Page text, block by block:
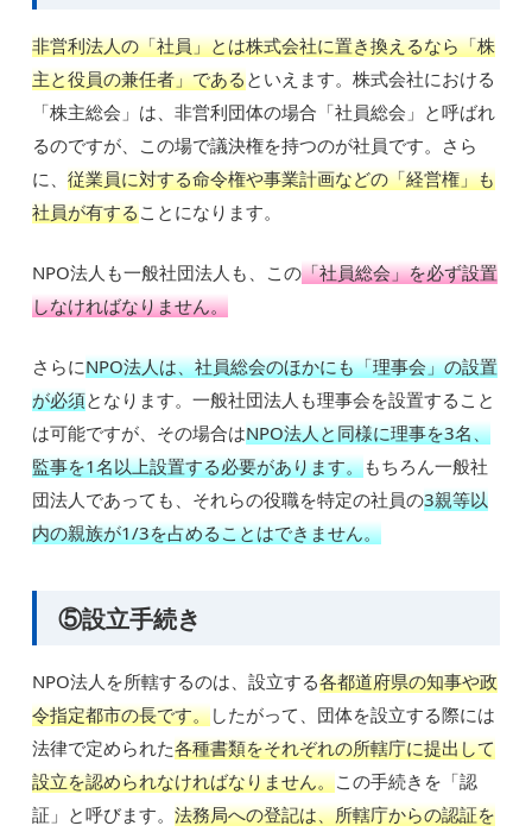
非営利法人の「社員」とは株式会社に置き換えるなら「株
主と役員の兼任者」であるといえます。株式会社における
「株主総会」は、非営利団体の場合「社員総会」と呼ばれ
るのですが、この場で議決権を持つのが社員です。さら
に、従業員に対する命令権や事業計画などの「経営権」も
社員が有することになります。
NPO法人も一般社団法人も、この「社員総会」を必ず設置
しなければなりません。
さらにNPO法人は、社員総会のほかにも「理事会」の設置
が必須となります。一般社団法人も理事会を設置すること
は可能ですが、その場合はNPO法人と同様に理事を3名、
監事を1名以上設置する必要があります。もちろん一般社
団法人であっても、それらの役職を特定の社員の3親等以
内の親族が1/3を占めることはできません。
⑤設立手続き
NPO法人を所轄するのは、設立する各都道府県の知事や政
令指定都市の長です。したがって、団体を設立する際には
法律で定められた各種書類をそれぞれの所轄庁に提出して
設立を認められなければなりません。この手続きを「認
証」と呼びます。法務局への登記は、所轄庁からの認証を